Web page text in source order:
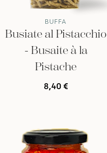
BUFFA
Busiate al Pistacchio
- Busaite à la
Pistache
8,40 €